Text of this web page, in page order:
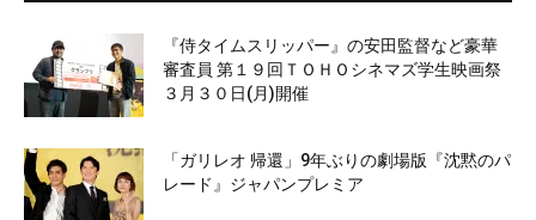
『侍タイムスリッパー』の安田監督など豪華
審査員 第１９回ＴＯＨＯシネマズ学生映画祭
３月３０日(月)開催
「ガリレオ 帰還」9年ぶりの劇場版『沈黙のパ
レード』ジャパンプレミア